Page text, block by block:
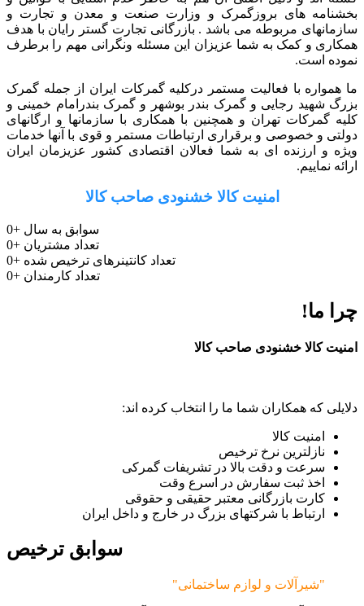
بخشنامه های بروزگمرک و وزارت صنعت و معدن و تجارت و
سازمانهای مربوطه می باشد . بازرگانی تجارت گستر رایان با هدف
همکاری و کمک به شما عزیزان این مسئله ونگرانی مهم را برطرف
نموده است.
ما همواره با فعالیت مستمر درکلیه گمرکات ایران از جمله گمرک
بزرگ شهید رجایی و گمرک بندر بوشهر و گمرک بندرامام خمینی و
کلیه گمرکات تهران و همچنین با همکاری با سازمانها و ارگانهای
دولتی و خصوصی و برقراری ارتباطات مستمر و قوی با آنها خدمات
ویژه و ارزنده ای به شما فعالان اقتصادی کشور عزیزمان ایران
ارائه نماییم.
امنیت کالا خشنودی صاحب کالا
0+ سوابق به سال
0+ تعداد مشتریان
0+ تعداد کانتینرهای ترخیص شده
0+ تعداد کارمندان
چرا ما!
امنیت کالا خشنودی صاحب کالا
دلایلی که همکاران شما ما را انتخاب کرده اند:
امنیت کالا
نازلترین نرخ ترخیص
سرعت و دقت بالا در تشریفات گمرکی
اخذ ثبت سفارش در اسرع وقت
کارت بازرگانی معتبر حقیقی و حقوقی
ارتباط با شرکتهای بزرگ در خارج و داخل ایران
سوابق ترخیص
"شیرآلات و لوازم ساختمانی"